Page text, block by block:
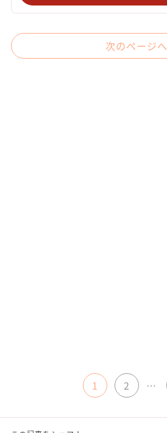
次のページへ
1 2 …